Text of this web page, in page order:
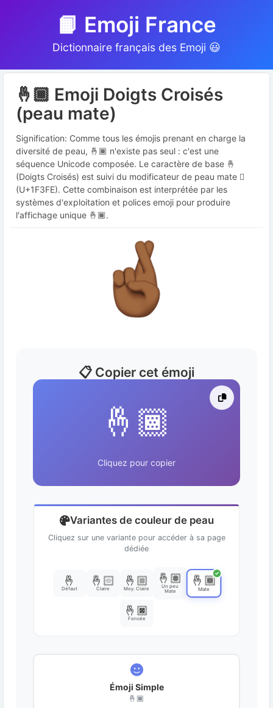
📙 Emoji France
Dictionnaire français des Emoji 😃
🤞🏾 Emoji Doigts Croisés
(peau mate)
Signification: Comme tous les émojis prenant en charge la
diversité de peau, 🤞🏾 n'existe pas seul : c'est une
séquence Unicode composée. Le caractère de base 🤞
(Doigts Croisés) est suivi du modificateur de peau mate 🏾
(U+1F3FE). Cette combinaison est interprétée par les
systèmes d'exploitation et polices emoji pour produire
l'affichage unique 🤞🏾.
📋 Copier cet émoji
🤞🏾
Cliquez pour copier
Variantes de couleur de peau
Cliquez sur une variante pour accéder à sa page
dédiée
🤞
Défaut
🤞🏻
Claire
🤞🏼
Moy. Claire
🤞🏽
Un peu
Mate
✓
🤞🏾
Mate
🤞🏿
Foncée
Émoji Simple
🤞🏾